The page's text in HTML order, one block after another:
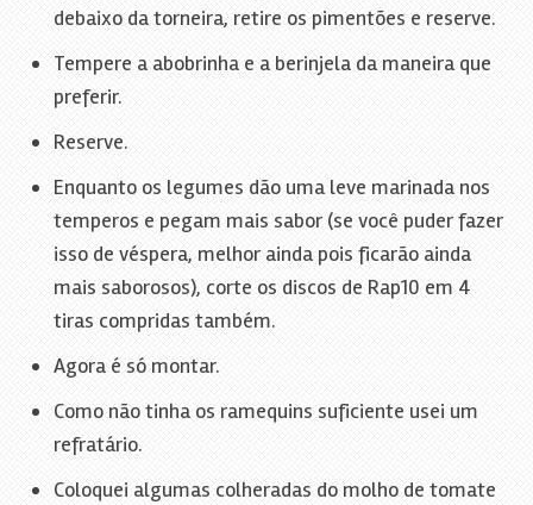
debaixo da torneira, retire os pimentões e reserve.
Tempere a abobrinha e a berinjela da maneira que
preferir.
Reserve.
Enquanto os legumes dão uma leve marinada nos
temperos e pegam mais sabor (se você puder fazer
isso de véspera, melhor ainda pois ficarão ainda
mais saborosos), corte os discos de Rap10 em 4
tiras compridas também.
Agora é só montar.
Como não tinha os ramequins suficiente usei um
refratário.
Coloquei algumas colheradas do molho de tomate